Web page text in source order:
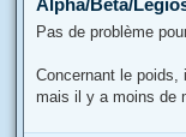
Alpha/Beta/
Pas de problème
Concernant le poids,
mais il y a moins de